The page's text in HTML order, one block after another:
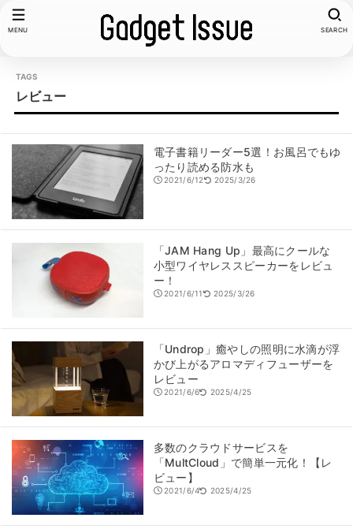
SEARCH
MENU
レビュー
電子書籍リーダー5選！お風呂でもゆ
ったり読める防水も
2021/6/12 2025/3/26
「JAM Hang Up」最高にクールな
小型ワイヤレススピーカーをレビュ
ー！
2021/6/11 2025/3/26
「Undrop」癒やしの照明に水滴が浮
かび上がるアロマディフューザーを
レビュー
2021/6/6 2025/4/25
多数のクラウドサービスを
「MultCloud」で簡単一元化！【レ
ビュー】
2021/6/4 2025/4/25